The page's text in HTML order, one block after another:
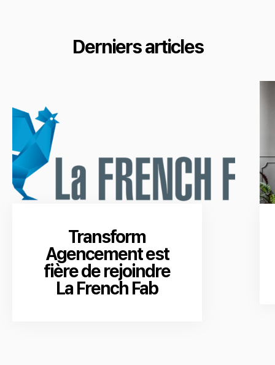
Derniers articles
Transform
Agencement est
fière de rejoindre
La French Fab